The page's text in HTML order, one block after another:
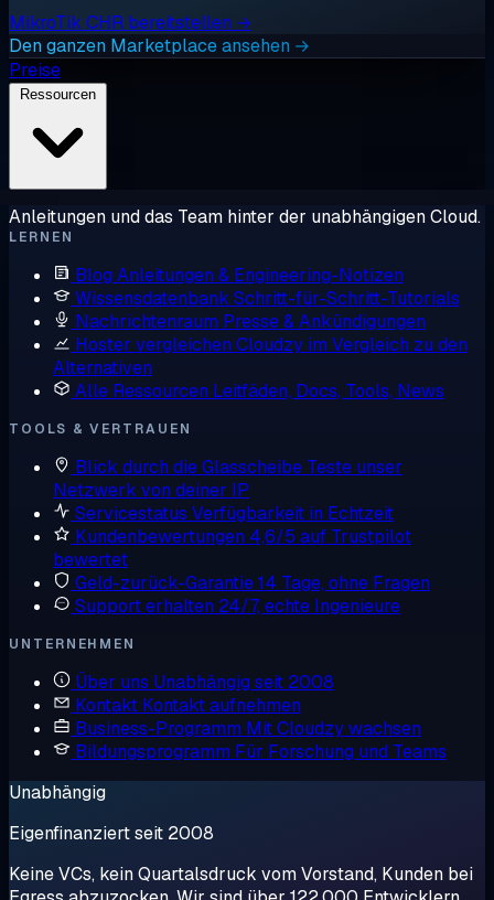
MikroTik CHR bereitstellen →
Den ganzen Marketplace ansehen →
Preise
Anleitungen und das Team hinter der unabhängigen Cloud.
LERNEN
Blog Anleitungen & Engineering-Notizen
Wissensdatenbank Schritt-für-Schritt-Tutorials
Nachrichtenraum Presse & Ankündigungen
Hoster vergleichen Cloudzy im Vergleich zu den
Alternativen
Alle Ressourcen Leitfäden, Docs, Tools, News
TOOLS & VERTRAUEN
Blick durch die Glasscheibe Teste unser
Netzwerk von deiner IP
Servicestatus Verfügbarkeit in Echtzeit
Kundenbewertungen 4,6/5 auf Trustpilot
bewertet
Geld-zurück-Garantie14 Tage, ohne Fragen
Support erhalten 24/7, echte Ingenieure
UNTERNEHMEN
Über uns Unabhängig seit 2008
Kontakt Kontakt aufnehmen
Business-Programm Mit Cloudzy wachsen
Bildungsprogramm Für Forschung und Teams
Unabhängig
Eigenfinanziert seit 2008
Keine VCs, kein Quartalsdruck vom Vorstand, Kunden bei